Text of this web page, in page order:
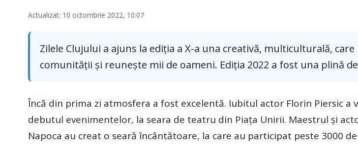
Actualizat: 10 octombrie 2022, 10:07
Zilele Clujului a ajuns la ediția a X-a una creativă, multiculturală,
comunității și reunește mii de oameni. Ediția 2022 a fost una plină
Încă din prima zi atmosfera a fost excelentă. Iubitul actor Florin Piersic a
debutul evenimentelor, la seara de teatru din Piața Unirii. Maestrul și
Napoca au creat o seară încântătoare, la care au participat peste 3000